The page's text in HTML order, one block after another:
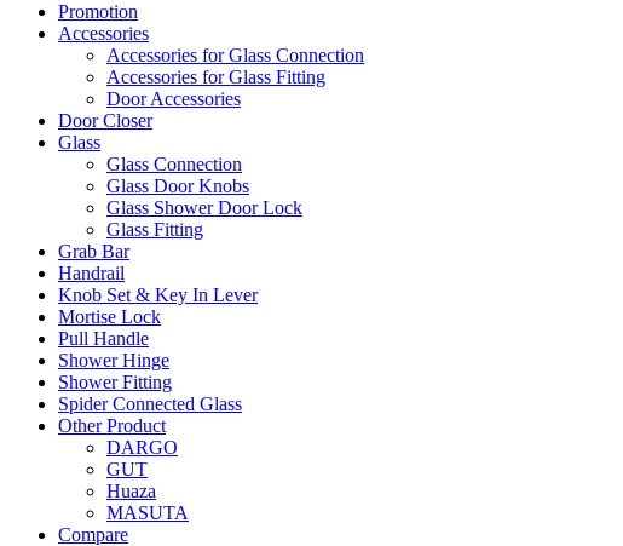
Promotion
Accessories
Accessories for Glass Connection
Accessories for Glass Fitting
Door Accessories
Door Closer
Glass
Glass Connection
Glass Door Knobs
Glass Shower Door Lock
Glass Fitting
Grab Bar
Handrail
Knob Set & Key In Lever
Mortise Lock
Pull Handle
Shower Hinge
Shower Fitting
Spider Connected Glass
Other Product
DARGO
GUT
Huaza
MASUTA
Compare